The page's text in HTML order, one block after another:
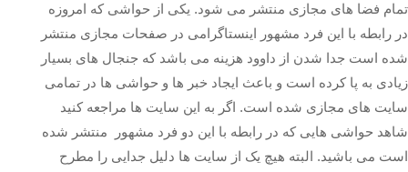
تمام فضا های مجازی منتشر می‌ شود. یکی از حواشی که امروزه
در رابطه با این فرد مشهور اینستاگرامی در صفحات مجازی منتشر
شده است جدا شدن از داوود هزینه می باشد که جنجال های بسیار
زیادی به پا کرده است و باعث ایجاد خبر ها و حواشی ها در تمامی
سایت‌ های مجازی شده است. اگر به این سایت ها مراجعه کنید
شاهد حواشی هایی که در رابطه با این دو فرد مشهور منتشر شده
است می باشید. البته هیچ یک از سایت ها دلیل جدایی را مطرح